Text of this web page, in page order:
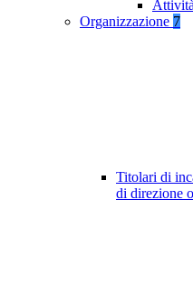
Organizzazione 7
Titolari di
di direzione